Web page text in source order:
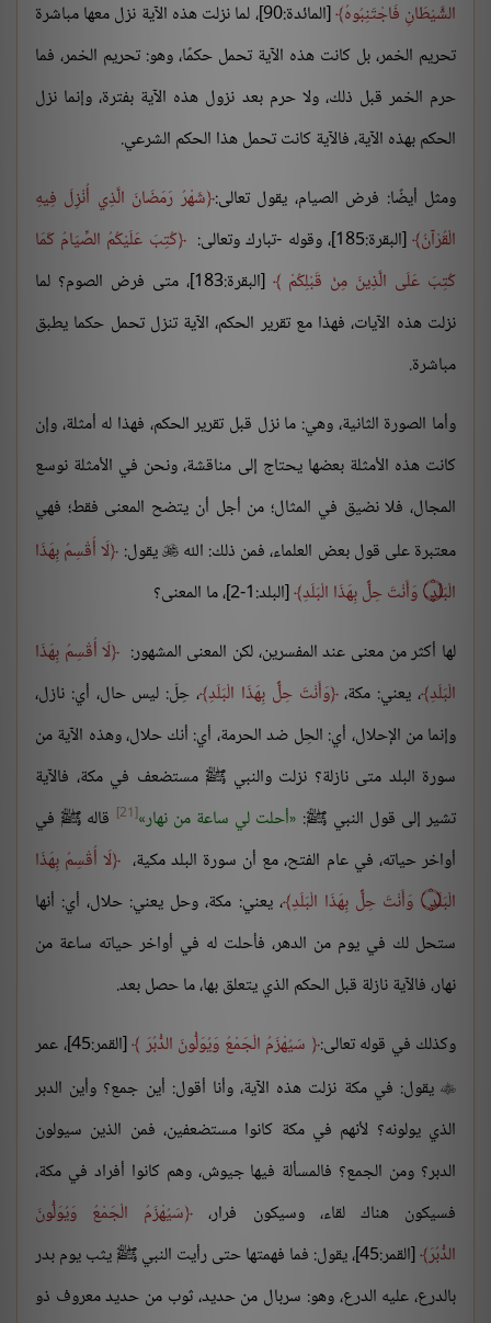
الشَّيْطَانِ فَاجْتَنِبُوهُ
[المائدة:90]، لما نزلت هذه الآية نزل معها مباشرة
تحريم الخمر، بل كانت هذه الآية تحمل حكمًا، وهو: تحريم الخمر، فما
حرم الخمر قبل ذلك، ولا حرم بعد نزول هذه الآية بفترة، وإنما نزل
الحكم بهذه الآية، فالآية كانت تحمل هذا الحكم الشرعي.
ومثل أيضًا: فرض الصيام، يقول تعالى: شَهْرُ رَمَضَانَ الَّذِي أُنْزِلَ فِيهِ
الْقُرْآنُ [البقرة:185]، وقوله -تبارك وتعالى:
كُتِبَ عَلَيْكُمُ الصِّيَامُ كَمَا
كُتِبَ عَلَى الَّذِينَ مِنْ قَبْلِكُمْ
[البقرة:183]، متى فرض الصوم؟ لما
نزلت هذه الآيات، فهذا مع تقرير الحكم، الآية تنزل تحمل حكما يطبق
مباشرة.
وأما الصورة الثانية، وهي: ما نزل قبل تقرير الحكم، فهذا له أمثلة، وإن
كانت هذه الأمثلة بعضها يحتاج إلى مناقشة، ونحن في الأمثلة نوسع
المجال، فلا نضيق في المثال؛ من أجل أن يتضح المعنى فقط؛ فهي
معتبرة على قول بعض العلماء، فمن ذلك: الله يقول: لَا أُقْسِمُ بِهَذَا
الْبَلَدِ۝ وَأَنْتَ حِلٌّ بِهَذَا الْبَلَدِ [البلد:1-2]، ما المعنى؟
لها أكثر من معنى عند المفسرين، لكن المعنى المشهور:
لَا أُقْسِمُ بِهَذَا
الْبَلَدِ ، يعني: مكة، وَأَنْتَ حِلٌّ بِهَذَا الْبَلَدِ ، حِلّ: ليس حال، أي: نازل،
وإنما من الإحلال، أي: الحِل ضد الحرمة، أي: أنك حلال، وهذه الآية من
سورة البلد متى نازلة؟ نزلت والنبي ﷺ مستضعف في مكة، فالآية
تشير إلى قول النبي ﷺ: أحلت لي ساعة من نهار [21]
قاله ﷺ في
أواخر حياته، في عام الفتح، مع أن سورة البلد مكية،
لَا أُقْسِمُ بِهَذَا
الْبَلَدِ۝ وَأَنْتَ حِلٌّ بِهَذَا الْبَلَدِ ، يعني: مكة، وحل يعني: حلال، أي: أنها
ستحل لك في يوم من الدهر، فأحلت له في أواخر حياته ساعة من
نهار، فالآية نازلة قبل الحكم الذي يتعلق بها، ما حصل بعد.
وكذلك في قوله تعالى: سَيُهْزَمُ الْجَمْعُ وَيُوَلُّونَ الدُّبُرَ [القمر:45]، عمر
 يقول: في مكة نزلت هذه الآية، وأنا أقول: أين جمع؟ وأين الدبر
الذي يولونه؟ لأنهم في مكة كانوا مستضعفين، فمن الذين سيولون
الدبر؟ ومن الجمع؟ فالمسألة فيها جيوش، وهم كانوا أفراد في مكة،
فسيكون هناك لقاء، وسيكون فرار،
سَيُهْزَمُ الْجَمْعُ وَيُوَلُّونَ
الدُّبُرَ
[القمر:45]، يقول: فما فهمتها حتى رأيت النبي ﷺ يثب يوم بدر
بالدرع، عليه الدرع، وهو: سربال من حديد، ثوب من حديد معروف ذو